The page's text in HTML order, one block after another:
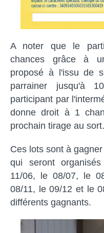
A noter que le
chances grâce à
proposé à l'issu de
parrainer jusqu'à
participant par
donne droit à 1
prochain tirage au sort.
Ces lots sont à
qui seront
11/06, le 08/07, le
08/11, le 09/12 et le
différents gagnants.